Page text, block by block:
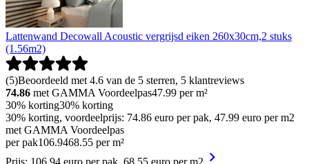
Lattenwand Decowall Acoustic vergrijsd eiken 260x30cm,2 stuks
(1.56m2)
(5)Beoordeeld met 4.6 van de 5 sterren, 5 klantreviews
74.86 met GAMMA Voordeelpas47.99 per m²
30% korting30% korting
30% korting, voordeelprijs: 74.86 euro per pak, 47.99 euro per m2
met GAMMA Voordeelpas
per pak106.9468.55 per m²
Prijs: 106.94 euro per pak, 68.55 euro per m2